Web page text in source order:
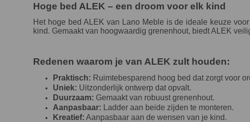
Hoge bed ALEK – een droom voor elk kind
Het hoge bed ALEK van Lano Meble is de ideale keuze
kind. Gemaakt van hoogwaardig grenenhout, biedt ALEK
Redenen waarom je van ALEK zult houden:
Praktisch: Ruimtebesparend hoog bed dat zorgt voor
Uniek: Uitzonderlijk ontwerp dat opvalt.
Duurzaam: Gemaakt van robuust grenenhout.
Aanpasbaar: Ladder aan beide zijden te monteren.
Kreatief: Aanpasbaar aan de wensen van je kind.